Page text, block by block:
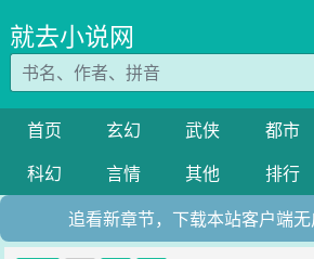
就去小说网
首页 玄幻 武侠 都市
科幻
言情 其他 排行
追看新章节，下载本站客户端